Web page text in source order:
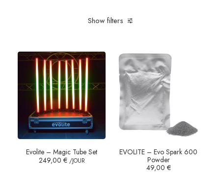
Show filters
Evolite – Magic Tube Set
249,00 € /JOUR
EVOLITE – Evo Spark 600
Powder
49,00 €